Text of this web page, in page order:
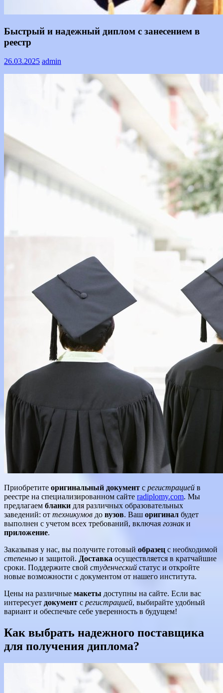
Информация
Быстрый и надежный диплом с занесением в
реестр
26.03.2025 admin
Приобретите оригинальный документ с регистрацией в
реестре на специализированном сайте radiplomy.com. Мы
предлагаем бланки для различных образовательных
заведений: от техникумов до вузов. Ваш оригинал будет
выполнен с учетом всех требований, включая гознаки
приложение.
Заказывая у нас, вы получите готовый образец с необходимой
степенью и защитой. Доставка осуществляется в кратчайшие
сроки. Поддержите свой студенческий статус и откройте
новые возможности с документом от нашего института.
Цены на различные макеты доступны на сайте. Если вас
интересует документ с регистрацией, выбирайте удобный
вариант и обеспечьте себе уверенность в будущем!
Как выбрать надежного поставщика
для получения диплома?